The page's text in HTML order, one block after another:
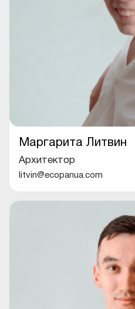
Маргарита Литвин
Архитектор
litvin@ecopanua.com